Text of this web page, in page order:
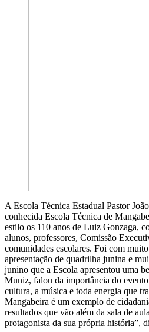
A Escola Técnica Estadual Pastor
conhecida Escola Técnica de
estilo os 110 anos de Luiz Gonzaga,
alunos, professores, Comissão
comunidades escolares. Foi com
apresentação de quadrilha junina e
junino que a Escola apresentou uma
Muniz, falou da importância do
cultura, a música e toda energia que
Mangabeira é um exemplo de
resultados que vão além da sala de
protagonista da sua própria história”,